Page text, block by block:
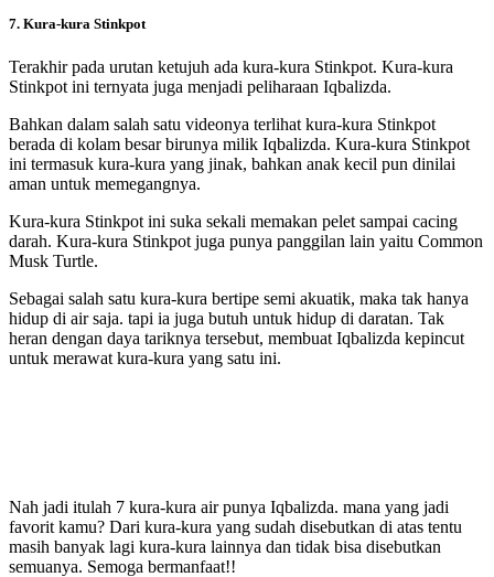
7. Kura-kura Stinkpot
Terakhir pada urutan ketujuh ada kura-kura Stinkpot. Kura-kura
Stinkpot ini ternyata juga menjadi peliharaan Iqbalizda.
Bahkan dalam salah satu videonya terlihat kura-kura Stinkpot
berada di kolam besar birunya milik Iqbalizda. Kura-kura Stinkpot
ini termasuk kura-kura yang jinak, bahkan anak kecil pun dinilai
aman untuk memegangnya.
Kura-kura Stinkpot ini suka sekali memakan pelet sampai cacing
darah. Kura-kura Stinkpot juga punya panggilan lain yaitu Common
Musk Turtle.
Sebagai salah satu kura-kura bertipe semi akuatik, maka tak hanya
hidup di air saja. tapi ia juga butuh untuk hidup di daratan. Tak
heran dengan daya tariknya tersebut, membuat Iqbalizda kepincut
untuk merawat kura-kura yang satu ini.
Nah jadi itulah 7 kura-kura air punya Iqbalizda. mana yang jadi
favorit kamu? Dari kura-kura yang sudah disebutkan di atas tentu
masih banyak lagi kura-kura lainnya dan tidak bisa disebutkan
semuanya. Semoga bermanfaat!!